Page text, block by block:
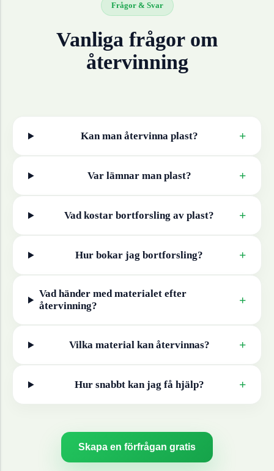
Frågor & Svar
Vanliga frågor om
återvinning
Kan man återvinna plast? +
Var lämnar man plast? +
Vad kostar bortforsling av plast? +
Hur bokar jag bortforsling? +
Vad händer med materialet efter
återvinning?
+
Vilka material kan återvinnas? +
Hur snabbt kan jag få hjälp? +
Skapa en förfrågan gratis